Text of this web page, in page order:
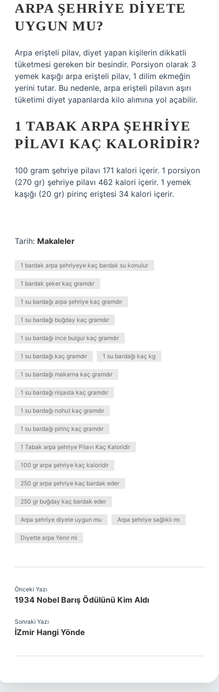
ARPA ŞEHRIYE DIYETE
UYGUN MU?
Arpa erişteli pilav, diyet yapan kişilerin dikkatli
tüketmesi gereken bir besindir. Porsiyon olarak 3
yemek kaşığı arpa erişteli pilav, 1 dilim ekmeğin
yerini tutar. Bu nedenle, arpa erişteli pilavın aşırı
tüketimi diyet yapanlarda kilo alımına yol açabilir.
1 TABAK ARPA ŞEHRIYE
PILAVI KAÇ KALORIDIR?
100 gram şehriye pilavı 171 kalori içerir. 1 porsiyon
(270 gr) şehriye pilavı 462 kalori içerir. 1 yemek
kaşığı (20 gr) pirinç eriştesi 34 kalori içerir.
Tarih: Makaleler
1 bardak arpa şehriyeye kaç bardak su konulur
1 bardak şeker kaç gramdır
1 su bardağı arpa şehriye kaç gramdır
1 su bardağı buğday kaç gramdır
1 su bardağı ince bulgur kaç gramdır
1 su bardağı kaç gramdır 1 su bardağı kaç kg
1 su bardağı makarna kaç gramdır
1 su bardağı nişasta kaç gramdır
1 su bardağı nohut kaç gramdır
1 su bardağı pirinç kaç gramdır
1 Tabak arpa şehriye Pilavı Kaç Kaloridir
100 gr arpa şehriye kaç kaloridir
250 gr arpa şehriye kaç bardak eder
250 gr buğday kaç bardak eder
Arpa şehriye diyete uygun mu Arpa şehriye sağlıklı mı
Diyette arpa Yenir mi
Önceki Yazı
1934 Nobel Barış Ödülünü Kim Aldı
Sonraki Yazı
İZmir Hangi Yönde